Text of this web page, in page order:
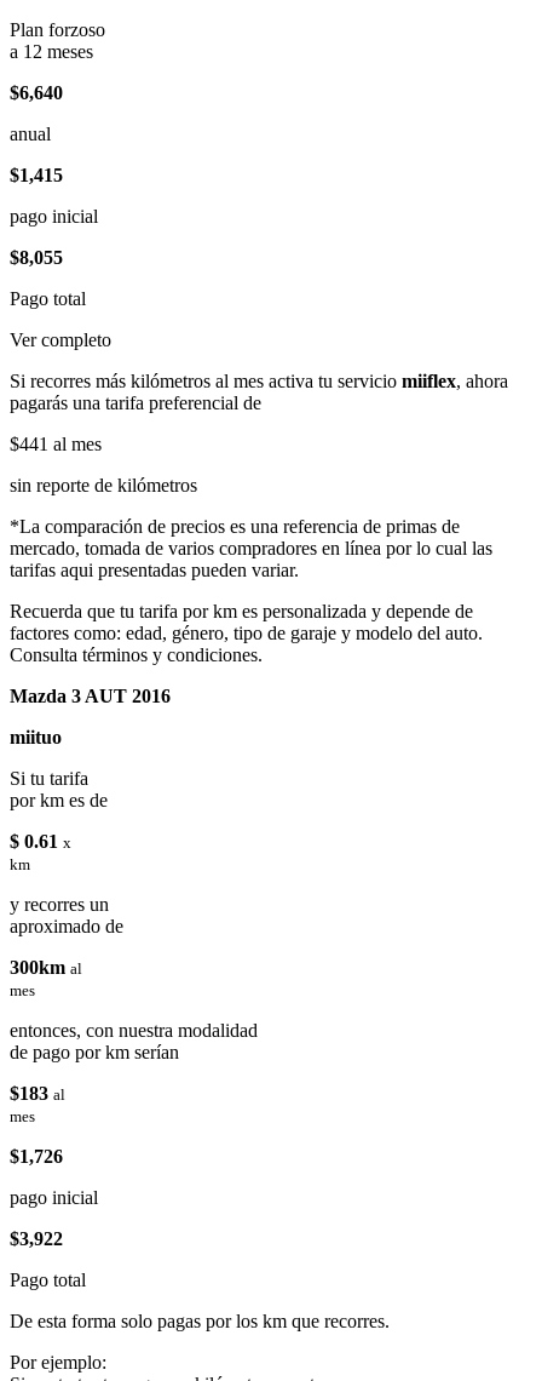
Plan forzoso
a 12 meses
$6,640
anual
$1,415
pago inicial
$8,055
Pago total
Ver completo
Si recorres más kilómetros al mes activa tu servicio miiflex, ahora
pagarás una tarifa preferencial de
$441 al mes
sin reporte de kilómetros
*La comparación de precios es una referencia de primas de
mercado, tomada de varios compradores en línea por lo cual las
tarifas aqui presentadas pueden variar.
Recuerda que tu tarifa por km es personalizada y depende de
factores como: edad, género, tipo de garaje y modelo del auto.
Consulta términos y condiciones.
Mazda 3 AUT 2016
miituo
Si tu tarifa
por km es de
$ 0.61 x
km
y recorres un
aproximado de
300km al
mes
entonces, con nuestra modalidad
de pago por km serían
$183 al
mes
$1,726
pago inicial
$3,922
Pago total
De esta forma solo pagas por los km que recorres.
Por ejemplo: